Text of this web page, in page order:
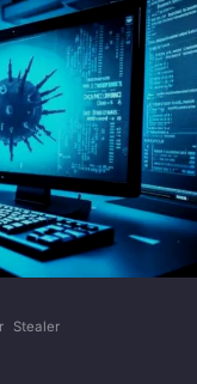
Stealer